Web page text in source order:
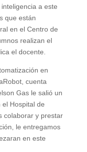
a este
que están
en el Centro de
realizan el
el docente.
en
cuenta
Gas le salió un
Hospital de
colaborar y prestar
le entregamos
en este